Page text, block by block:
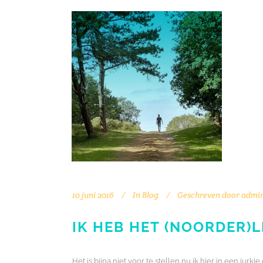
10 juni 2016 In Blog Geschreven door
IK HEB HET
Het is bijna niet voor te stellen nu ik hier in een